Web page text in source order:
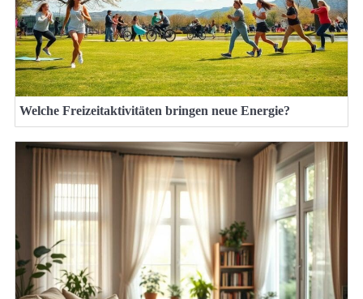
Welche Freizeitaktivitäten bringen neue Energie?